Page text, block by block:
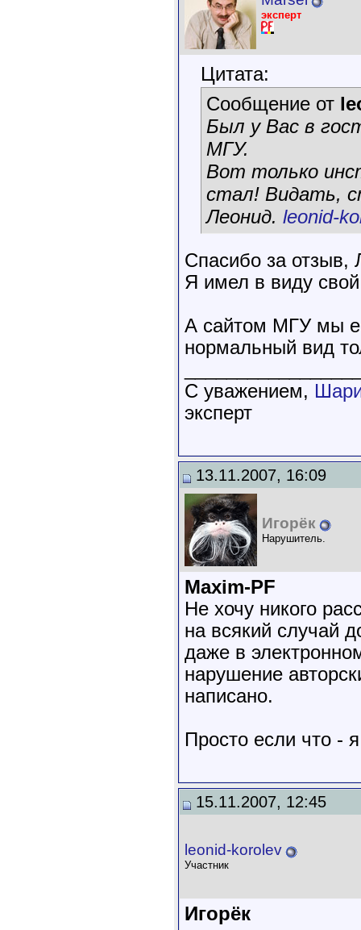
эксперт
Цитата:
Сообщение от
Был у Вас в
МГУ.
Вот только
стал! Видать,
Леонид. leonid-
Спасибо за отзыв,
Я имел в виду
А сайтом МГУ мы
нормальный вид
C уважением,
эксперт
13.11.2007, 16:09
Игорёк
Нарушитель.
Maxim-PF
Не хочу никого
на всякий случай
даже в
нарушение
написано.
Просто если что -
15.11.2007, 12:45
leonid-korolev
Участник
Игорёк